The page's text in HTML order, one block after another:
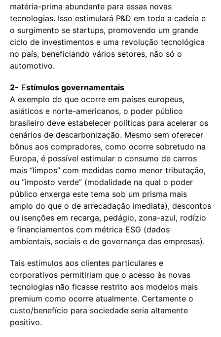
matéria-prima abundante para essas novas
tecnologias. Isso estimulará P&D em toda a cadeia e
o surgimento se startups, promovendo um grande
ciclo de investimentos e uma revolução tecnológica
no país, beneficiando vários setores, não só o
automotivo.
2- Estímulos governamentais
A exemplo do que ocorre em países europeus,
asiáticos e norte-americanos, o poder público
brasileiro deve estabelecer políticas para acelerar os
cenários de descarbonização. Mesmo sem oferecer
bônus aos compradores, como ocorre sobretudo na
Europa, é possível estimular o consumo de carros
mais “limpos” com medidas como menor tributação,
ou “imposto verde” (modalidade na qual o poder
público enxerga este tema sob um prisma mais
amplo do que o de arrecadação imediata), descontos
ou isenções em recarga, pedágio, zona-azul, rodízio
e financiamentos com métrica ESG (dados
ambientais, sociais e de governança das empresas).
Tais estímulos aos clientes particulares e
corporativos permitiriam que o acesso às novas
tecnologias não ficasse restrito aos modelos mais
premium como ocorre atualmente. Certamente o
custo/benefício para sociedade seria altamente
positivo.